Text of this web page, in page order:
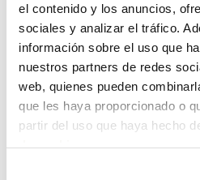
el contenido y los anuncios,
sociales y analizar el tráfico.
información sobre el uso que
nuestros partners de redes
web, quienes pueden
que les haya proporcionado o
partir del uso que haya hecho
¿Has olvidado tu contraseña?